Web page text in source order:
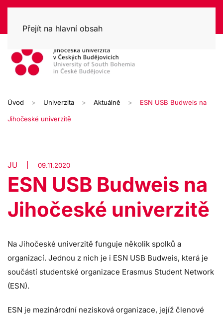
Přejít na hlavní obsah
Úvod Univerzita Aktuálně ESN USB Budweis na
Jihočeské univerzitě
JU 09.11.2020
ESN USB Budweis na
Jihočeské univerzitě
Na Jihočeské univerzitě funguje několik spolků a
organizací. Jednou z nich je i ESN USB Budweis, která je
součástí studentské organizace Erasmus Student Network
(ESN).
ESN je mezinárodní nezisková organizace, jejíž členové